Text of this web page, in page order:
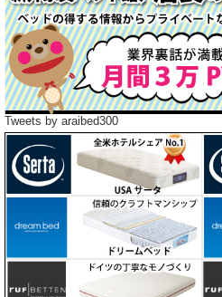
Tweets by araibed300